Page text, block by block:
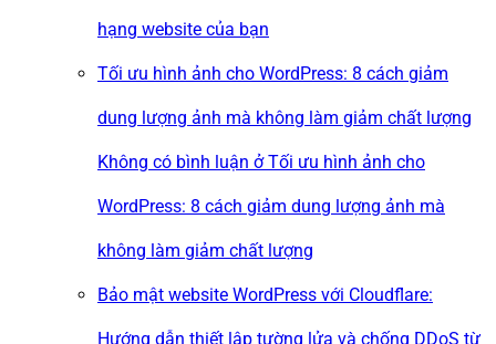
hạng website của bạn
Tối ưu hình ảnh cho WordPress: 8 cách giảm
dung lượng ảnh mà không làm giảm chất lượng
Không có bình luận ở Tối ưu hình ảnh cho
WordPress: 8 cách giảm dung lượng ảnh mà
không làm giảm chất lượng
Bảo mật website WordPress với Cloudflare:
Hướng dẫn thiết lập tường lửa và chống DDoS từ